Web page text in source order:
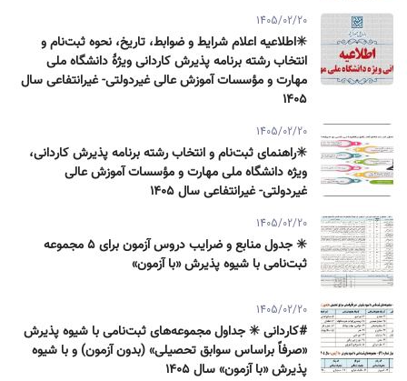
1405/02/20
✳️اطلاعیه اعلام شرایط و ضوابط، تاریخ، نحوه ثبت‌نام و
انتخاب رشته برنامه پذیرش كاردانی ویژۀ دانشگاه ملی
مهارت و مؤسسات آموزش عالی غیردولتی- غیرانتفاعی سال
۱۴۰۵
1405/02/20
✳️راهنمای ثبت‌نام و انتخاب رشته برنامه پذیرش كاردانی،
ویژه دانشگاه ملی مهارت و مؤسسات آموزش عالی
غیردولتی- غیرانتفاعی سال ۱۴۰۵
1405/02/20
✳️ جدول منابع و ضرایب دروس آزمون برای ۵ مجموعه
ثبت‌نامی با شیوه پذیرش «با آزمون»
1405/02/20
#کاردانی ✳️ جداول مجموعه‌های ثبت‌نامی با شیوه پذیرش
«صرفاً براساس سوابق تحصیلی» (بدون آزمون) و با شیوه
پذیرش «با آزمون» سال ۱۴۰۵